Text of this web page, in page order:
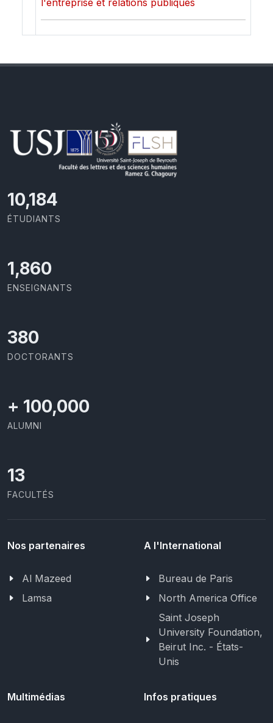
l'entreprise et relations publiques
11,110
ÉTUDIANTS
2,029
ENSEIGNANTS
414
DOCTORANTS
+ 100,000
ALUMNI
13
FACULTÉS
Nos partenaires
Al Mazeed
Lamsa
A l'International
Bureau de Paris
North America Office
Saint Joseph
University Foundation,
Beirut Inc. - États-
Unis
Multimédias Infos pratiques